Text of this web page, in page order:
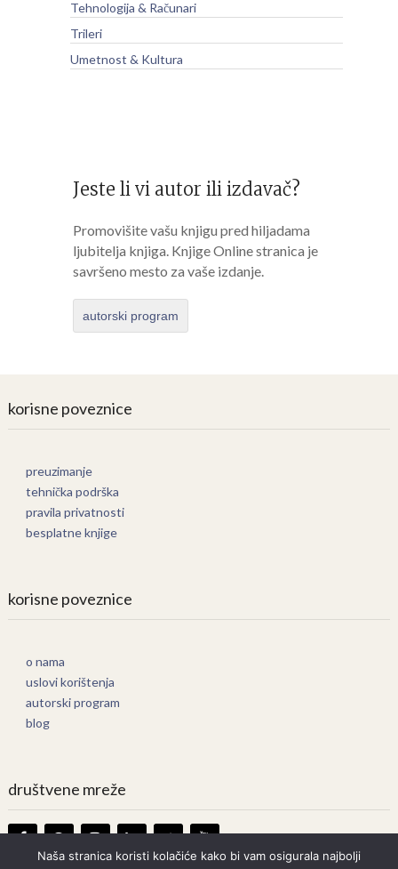
Tehnologija & Računari
Trileri
Umetnost & Kultura
Jeste li vi autor ili izdavač?
Promovišite vašu knjigu pred hiljadama
ljubitelja knjiga. Knjige Online stranica je
savršeno mesto za vaše izdanje.
autorski program
korisne poveznice
preuzimanje
tehnička podrška
pravila privatnosti
besplatne knjige
korisne poveznice
o nama
uslovi korištenja
autorski program
blog
društvene mreže
Naša stranica koristi kolačiće kako bi vam osigurala najbolji